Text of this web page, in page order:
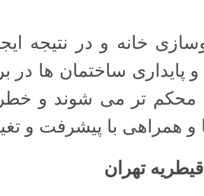
خانه و در نتیجه
پایداری ساختمان ها در
محکم تر می شوند و
همراهی با پیشرفت و
تهران